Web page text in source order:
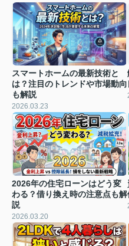
スマートホームの最新技術と
は？注目のトレンドや市場動向
も解説
2026.03.23
2026年の住宅ローンはどう変
わる？借り換え時の注意点も解
説
2026.03.20